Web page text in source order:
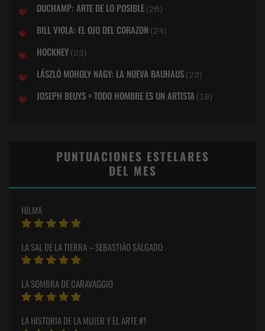
DUCHAMP: ARTE DE LO POSIBLE (26)
BILL VIOLA: EL OJO DEL CORAZON (24)
HOCKNEY (23)
LÁSZLÓ MOHOLY NAGY: LA NUEVA BAUHAUS (23)
JOSEPH BEUYS > TODO HOMBRE ES UN ARTISTA (19)
PUNTUACIONES ESTELARES
DEL MES
HILMA
LA SAL DE LA TIERRA – SEBASTIÃO SALGADO
LA SOMBRA DE CARAVAGGIO
LA HISTORIA DE LA MUJER Y EL ARTE #1